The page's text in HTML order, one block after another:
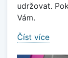
udržovat.
Vám.
Číst více